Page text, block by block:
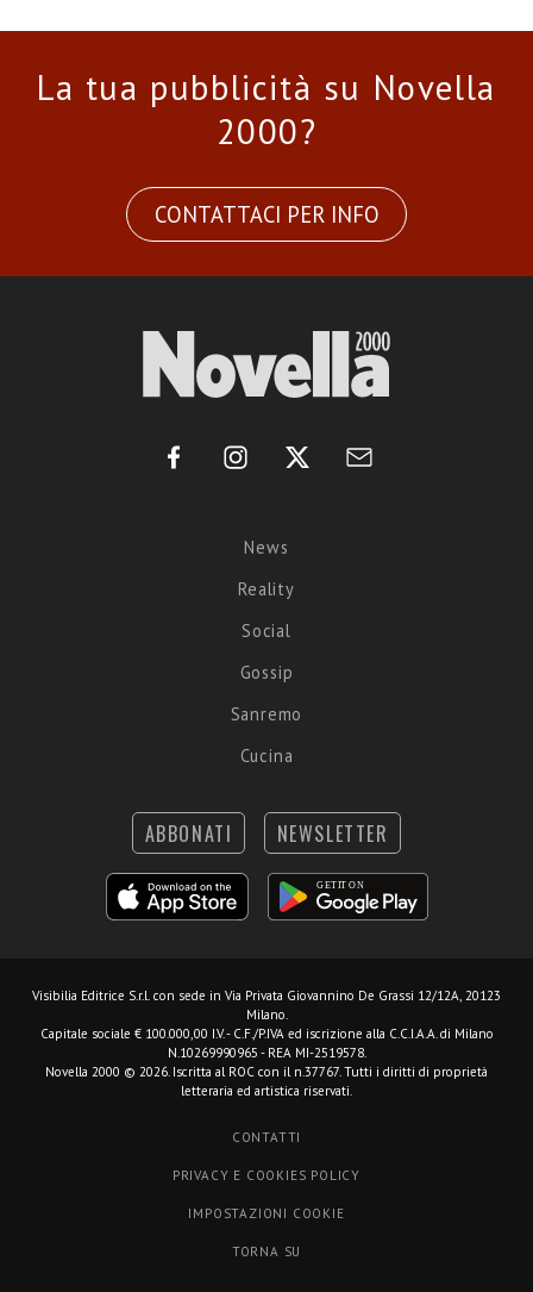
La tua pubblicità su Novella
2000?
CONTATTACI PER INFO
News
Reality
Social
Gossip
Sanremo
Cucina
ABBONATI NEWSLETTER
Visibilia Editrice S.r.l. con sede in Via Privata Giovannino De Grassi 12/12A, 20123
Milano.
Capitale sociale € 100.000,00 I.V. - C.F./P.IVA ed iscrizione alla C.C.I.A.A. di Milano
N.10269990965 - REA MI-2519578.
Novella 2000 © 2026. Iscritta al ROC con il n.37767. Tutti i diritti di proprietà
letteraria ed artistica riservati.
CONTATTI
PRIVACY E COOKIES POLICY
IMPOSTAZIONI COOKIE
TORNA SU